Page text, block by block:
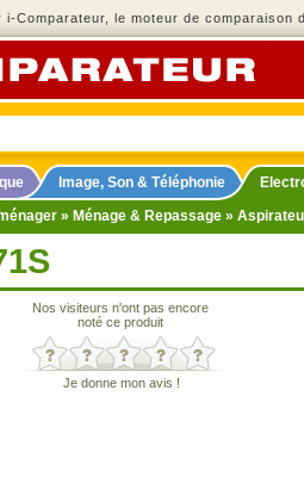
i-Comparateur, le moteur de comparaison
Image, Son & Téléphonie
» Ménage & Repassage »
Nos visiteurs n'ont pas encore
noté ce produit
Je donne mon avis !